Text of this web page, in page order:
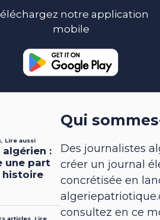
notre application
mobile
Qui
Des journalistes
créer un journal
concrétisée en
consultez en ce